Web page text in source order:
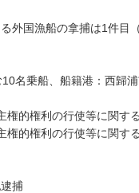
外国漁船の拿捕は1件目
名乗船、船籍港：西歸浦
権的権利の行使等に関
権的権利の行使等に関
捕